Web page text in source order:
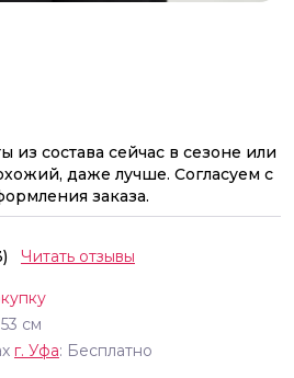
из состава сейчас в сезоне или
даже лучше. Согласуем с
заказа.
53 см
г. Уфа: Бесплатно
Читать отзывы